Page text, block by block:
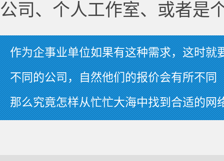
公司、个人工作室、或者是
作为企事业单位如果有这种需求，这时就
不同的公司，自然他们的报价会有所不同
那么究竟怎样从忙忙大海中找到合适的网